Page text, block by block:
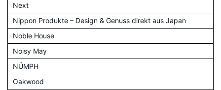
Next
Nippon Produkte – Design & Genuss direkt aus Japan
Noble House
Noisy May
NÜMPH
Oakwood